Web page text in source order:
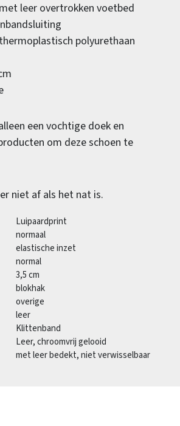
leer overtrokken voetbed
polyurethaan
een vochtige doek en
om deze schoen te
niet af als het nat is.
Luipaardprint
normaal
elastische inzet
normal
3,5 cm
blokhak
overige
leer
Klittenband
Leer, chroomvrij gelooid
met leer bedekt, niet verwisselbaar